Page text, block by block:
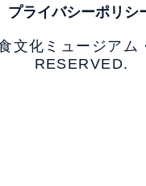
プライバシーポリシ
文化ミュージア
RESERVED.